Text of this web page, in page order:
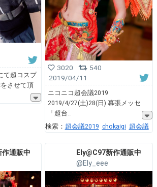
て超コスプ
させて頂
3020
540
2019/04/11
ニコニコ超会議2019
2019/4/27(土)28(日) 幕張メッセ
「超台
検索： 超会議2019 chokaigi 超会議
作通販中
Ely@C97新作通販中
@Ely_eee